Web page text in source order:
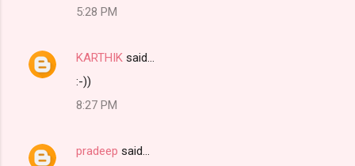
5:28 PM
KARTHIK said…
:-))
8:27 PM
pradeep said…